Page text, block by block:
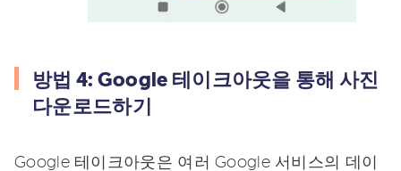
방법 4: Google 테이크아웃을 통해 사진
다운로드하기
Google 테이크아웃은 여러 Google 서비스의 데이